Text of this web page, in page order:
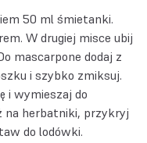
50 ml śmietanki.
W drugiej misce ubij
mascarpone dodaj z
i szybko zmiksuj.
i wymieszaj do
na herbatniki, przykryj
do lodówki.